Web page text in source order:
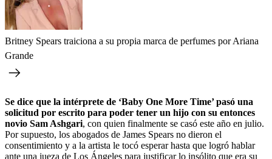
Britney Spears traiciona a su propia marca de perfumes por Ariana
Grande
Se dice que la intérprete de ‘Baby One More Time’ pasó una
solicitud por escrito para poder tener un hijo con su entonces
novio Sam Ashgari, con quien finalmente se casó este año en julio.
Por supuesto, los abogados de James Spears no dieron el
consentimiento y a la artista le tocó esperar hasta que logró hablar
ante una jueza de Los Ángeles para justificar lo insólito que era su